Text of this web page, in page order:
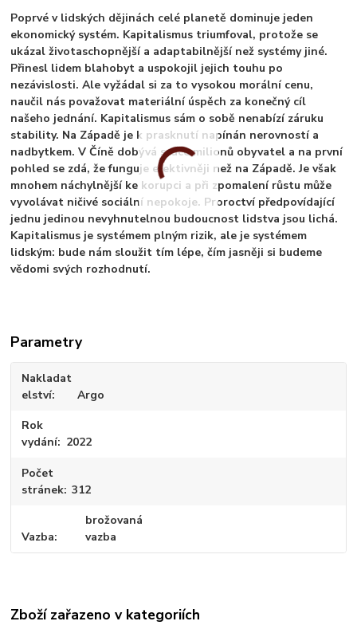
Poprvé v lidských dějinách celé planetě dominuje jeden
ekonomický systém. Kapitalismus triumfoval, protože se
ukázal životaschopnější a adaptabilnější než systémy jiné.
Přinesl lidem blahobyt a uspokojil jejich touhu po
nezávislosti. Ale vyžádal si za to vysokou morální cenu,
naučil nás považovat materiální úspěch za konečný cíl
našeho jednání. Kapitalismus sám o sobě nenabízí záruku
stability. Na Západě je k prasknutí napínán nerovností a
nadbytkem. V Číně dobývá srdce milionů obyvatel a na první
pohled se zdá, že funguje efektivněji než na Západě. Je však
mnohem náchylnější ke korupci a při zpomalení růstu může
vyvolávat ničivé sociální nepokoje. Proroctví předpovídající
jednu jedinou nevyhnutelnou budoucnost lidstva jsou lichá.
Kapitalismus je systémem plným rizik, ale je systémem
lidským: bude nám sloužit tím lépe, čím jasněji si budeme
vědomi svých rozhodnutí.
Parametry
Nakladat
elství
Argo
Rok
vydání
2022
Počet
stránek 312
Vazba
brožovaná
vazba
Zboží zařazeno v kategoriích